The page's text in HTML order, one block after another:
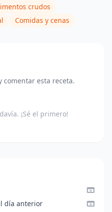
crudos
Comidas y cenas
comentar esta receta.
¡Sé el primero!
día anterior